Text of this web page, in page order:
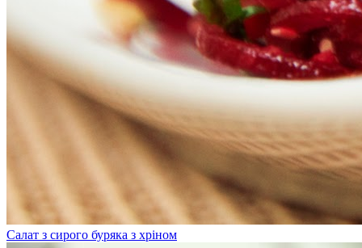
Салат з сирого буряка з хріном